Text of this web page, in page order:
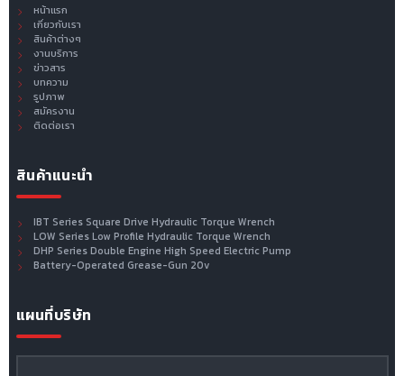
หน้าแรก
เกี่ยวกับเรา
สินค้าต่างๆ
งานบริการ
ข่าวสาร
บทความ
รูปภาพ
สมัครงาน
ติดต่อเรา
สินค้าแนะนำ
IBT Series Square Drive Hydraulic Torque Wrench
LOW Series Low Profile Hydraulic Torque Wrench
DHP Series Double Engine High Speed Electric Pump
Battery-Operated Grease-Gun 20v
แผนที่บริษัท